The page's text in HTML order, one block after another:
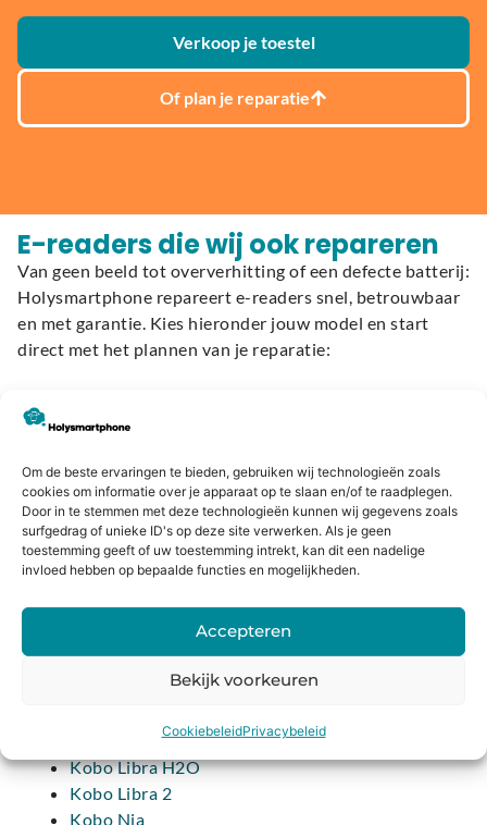
Om de beste ervaringen te bieden, gebruiken wij technologieën zoals
cookies om informatie over je apparaat op te slaan en/of te raadplegen.
Door in te stemmen met deze technologieën kunnen wij gegevens zoals
surfgedrag of unieke ID's op deze site verwerken. Als je geen
toestemming geeft of uw toestemming intrekt, kan dit een nadelige
invloed hebben op bepaalde functies en mogelijkheden.
Accepteren
Bekijk voorkeuren
CookiebeleidPrivacybeleid
Verkoop je toestel
Of plan je reparatie
E-readers die wij ook repareren
Van geen beeld tot oververhitting of een defecte batterij:
Holysmartphone repareert e-readers snel, betrouwbaar
en met garantie. Kies hieronder jouw model en start
direct met het plannen van je reparatie:
Kobo Aura H2O Edition 1
Kobo Aura One
Kobo Aura Edition 2
Kobo Aura Edition 1
Kobo Clara HD
Kobo Clara 2E
Kobo Elipsa 2E
Kobo Glo HD
Kobo Libra H2O
Kobo Libra 2
Kobo Nia